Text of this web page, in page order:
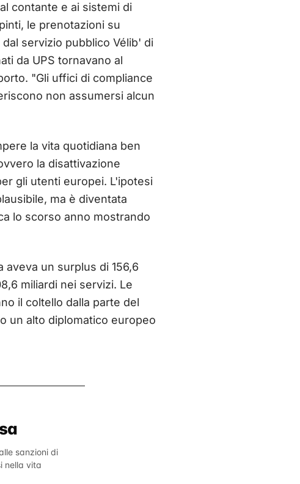
contante e ai sistemi di
le prenotazioni su
servizio pubblico Vélib' di
da UPS tornavano al
"Gli uffici di compliance
non assumersi alcun
la vita quotidiana ben
la disattivazione
gli utenti europei. L'ipotesi
ma è diventata
lo scorso anno mostrando
un surplus di 156,6
miliardi nei servizi. Le
il coltello dalla parte del
un alto diplomatico europeo
sanzioni di
nella vita